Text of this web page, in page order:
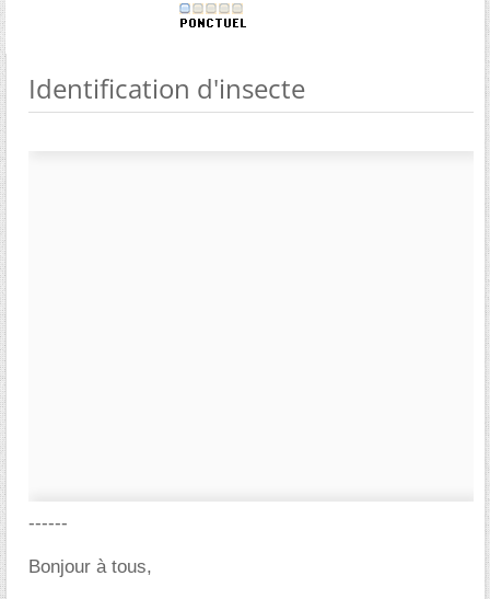
Identification d'insecte
------
Bonjour à tous,